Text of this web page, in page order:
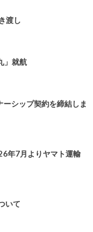
渡し
」就航
シップ契約を締結しま
年7月よりヤマト運輸
いて